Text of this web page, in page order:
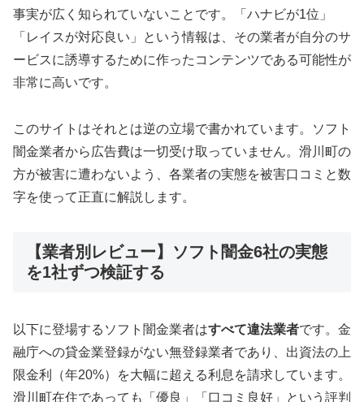
事実が広く知られていないことです。「ハナビが1位」
「レイスが対応良い」という情報は、その業者が自分のサ
ービスに誘導するために作ったコンテンツである可能性が
非常に高いです。
このサイトはそれとは逆の立場で書かれています。ソフト
闇金業者から広告費は一切受け取っていません。滑川町の
方が被害に遭わないよう、各業者の実態を被害口コミと数
字を使って正直に解説します。
【業者別レビュー】ソフト闇金6社の実態
を1社ずつ検証する
以下に登場するソフト闇金業者はすべて違法業者です。金
融庁への貸金業登録がない無登録業者であり、出資法の上
限金利（年20%）を大幅に超える利息を請求しています。
滑川町在住であっても「優良」「口コミ良好」という評判